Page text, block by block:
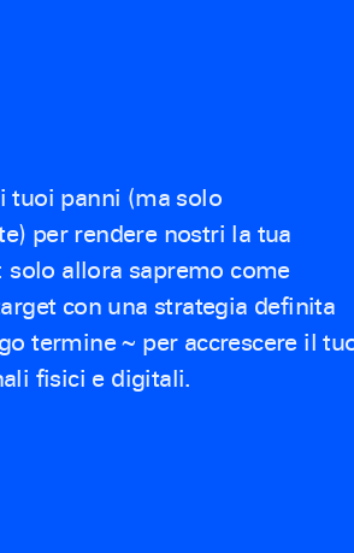
tuoi panni (ma solo
per rendere nostri la tua
solo allora sapremo come
con una strategia definita
termine ~ per accrescere il
fisici e digitali.